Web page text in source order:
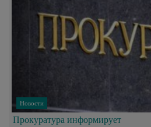
Новости
Прокуратура информирует